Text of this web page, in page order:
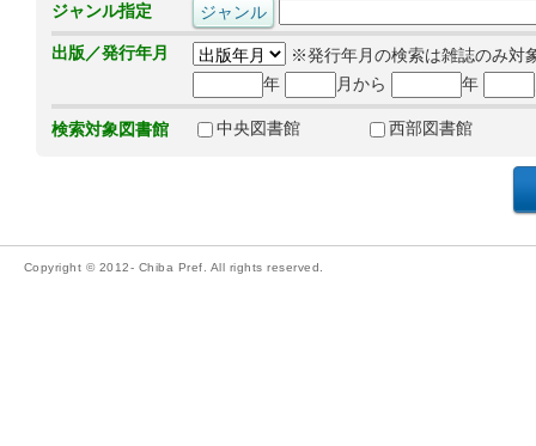
ジャンル指定
出版／発行年月
※発行年月の検索は雑誌のみ対
年
月から 年
検索対象図書館 中央図書館 西部図書館
Copyright © 2012- Chiba Pref. All rights reserved.